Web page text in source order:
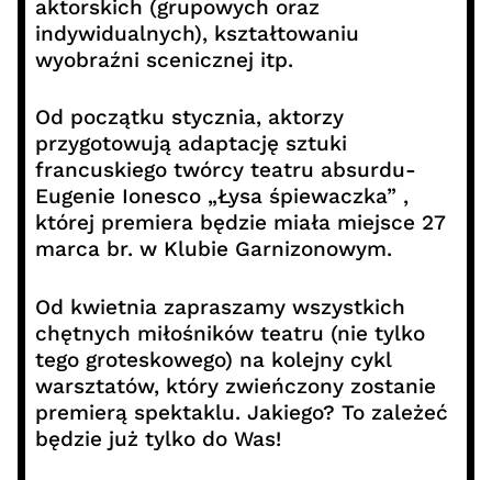
aktorskich (grupowych oraz
indywidualnych), kształtowaniu
wyobraźni scenicznej itp.
Od początku stycznia, aktorzy
przygotowują adaptację sztuki
francuskiego twórcy teatru absurdu-
Eugenie Ionesco „Łysa śpiewaczka” ,
której premiera będzie miała miejsce 27
marca br. w Klubie Garnizonowym.
Od kwietnia zapraszamy wszystkich
chętnych miłośników teatru (nie tylko
tego groteskowego) na kolejny cykl
warsztatów, który zwieńczony zostanie
premierą spektaklu. Jakiego? To zależeć
będzie już tylko do Was!